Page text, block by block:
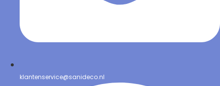
klantenservice@sanideco.nl